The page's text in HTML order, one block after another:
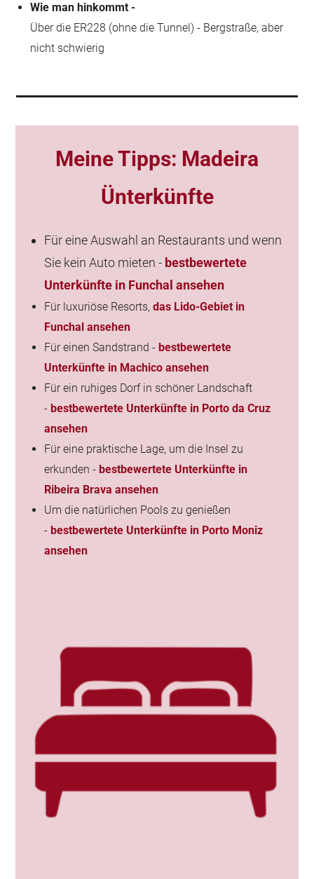
Wie man hinkommt -
Über die ER228 (ohne die Tunnel) - Bergstraße, aber
nicht schwierig
Meine Tipps: Madeira
Ünterkünfte
Für eine Auswahl an Restaurants und wenn
Sie kein Auto mieten - bestbewertete
Unterkünfte in Funchal ansehen
Für luxuriöse Resorts,das Lido-Gebiet in
Funchal ansehen
Für einen Sandstrand -bestbewertete
Unterkünfte in Machico ansehen
Für ein ruhiges Dorf in schöner Landschaft
-bestbewertete Unterkünfte in Porto da Cruz
ansehen
Für eine praktische Lage, um die Insel zu
erkunden -bestbewertete Unterkünfte in
Ribeira Brava ansehen
Um die natürlichen Pools zu genießen
-bestbewertete Unterkünfte in Porto Moniz
ansehen